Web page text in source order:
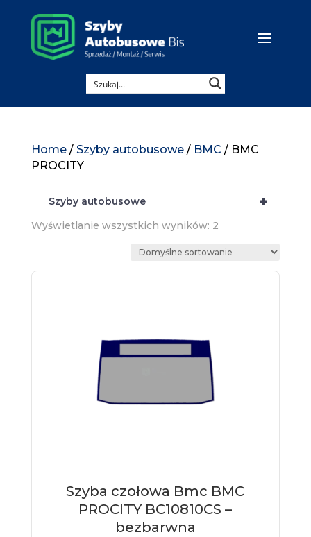
Home/ Szyby autobusowe/ BMC / BMC
PROCITY
+
Szyby autobusowe
Wyświetlanie wszystkich wyników: 2
Szyba czołowa Bmc BMC
PROCITY BC10810CS –
bezbarwna